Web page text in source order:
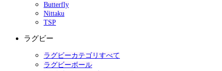
Butterfly
Nittaku
TSP
ラグビー
ラグビーカテゴリすべて
ラグビーボール